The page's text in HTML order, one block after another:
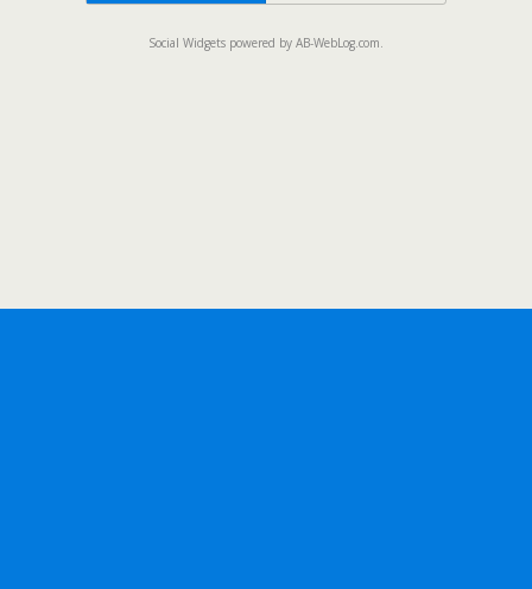
Social Widgets powered by AB-WebLog.com.